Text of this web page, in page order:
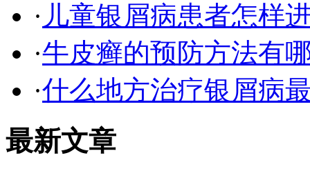
· 儿童银屑病患者怎样
·牛皮癣的预防方法有
·什么地方治疗银屑病
最新文章